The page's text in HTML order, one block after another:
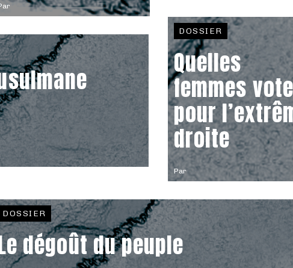
Par
DOSSIER
Quelles
femmes
pour
droite
DOSSIER
dégoût du peuple